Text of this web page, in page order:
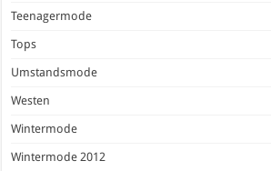
Teenagermode
Tops
Umstandsmode
Westen
Wintermode
Wintermode 2012